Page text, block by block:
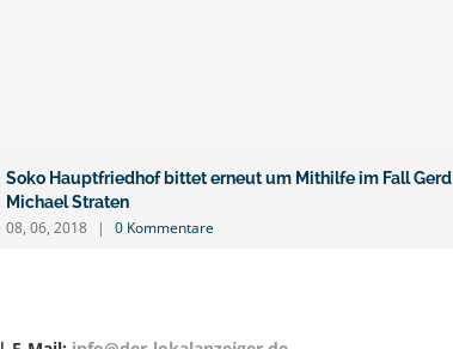
Soko Hauptfriedhof bittet erneut um Mithilfe im Fall Gerd
Michael Straten
08, 06, 2018 | 0 Kommentare